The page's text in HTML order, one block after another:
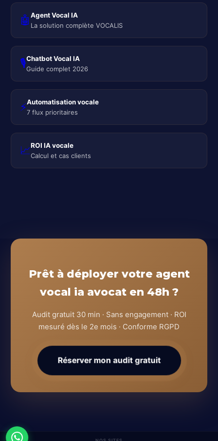
🤖Agent Vocal IA
La solution complète VOCALIS
🎙️Chatbot Vocal IA
Guide complet 2026
⚡Automatisation vocale
7 flux prioritaires
📈ROI IA vocale
Calcul et cas clients
Prêt à déployer votre agent
vocal ia avocat en 48h ?
Audit gratuit 30 min · Sans engagement · ROI
mesuré dès le 2e mois · Conforme RGPD
Réserver mon audit gratuit